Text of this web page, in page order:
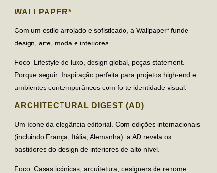
WALLPAPER*
Com um estilo arrojado e sofisticado, a Wallpaper* funde
design, arte, moda e interiores.
Foco: Lifestyle de luxo, design global, peças statement.
Porque seguir: Inspiração perfeita para projetos high-end e
ambientes contemporâneos com forte identidade visual.
ARCHITECTURAL DIGEST (AD)
Um ícone da elegância editorial. Com edições internacionais
(incluindo França, Itália, Alemanha), a AD revela os
bastidores do design de interiores de alto nível.
Foco: Casas icónicas, arquitetura, designers de renome.